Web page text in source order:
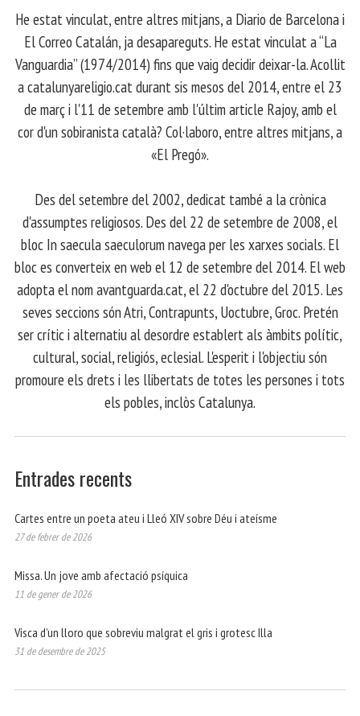
​ He estat vinculat, entre altres mitjans, a Diario de Barcelona i
El Correo Catalán, ja desapareguts. He estat vinculat a “La
Vanguardia” (1974/2014) fins que vaig decidir deixar-la. Acollit
a catalunyareligio.cat durant sis mesos del 2014, entre el 23
de març i l'11 de setembre amb l'últim article Rajoy, amb el
cor d'un sobiranista català? Col·laboro, entre altres mitjans, a
«El Pregó».
​ Des del setembre del 2002, dedicat també a la crònica
d'assumptes religiosos. Des del 22 de setembre de 2008, el
bloc In saecula saeculorum navega per les xarxes socials. El
bloc es converteix en web el 12 de setembre del 2014. El web
adopta el nom avantguarda.cat, el 22 d'octubre del 2015. Les
seves seccions són Atri, Contrapunts, Uoctubre, Groc. Pretén
ser crític i alternatiu al desordre establert als àmbits polític,
cultural, social, religiós, eclesial. L'esperit i l'objectiu són
promoure els drets i les llibertats de totes les persones i tots
els pobles, inclòs Catalunya.
Entrades recents
Cartes entre un poeta ateu i Lleó XIV sobre Déu i ateísme
27 de febrer de 2026
Missa. Un jove amb afectació psíquica
11 de gener de 2026
Visca d’un lloro que sobreviu malgrat el gris i grotesc Illa
31 de desembre de 2025